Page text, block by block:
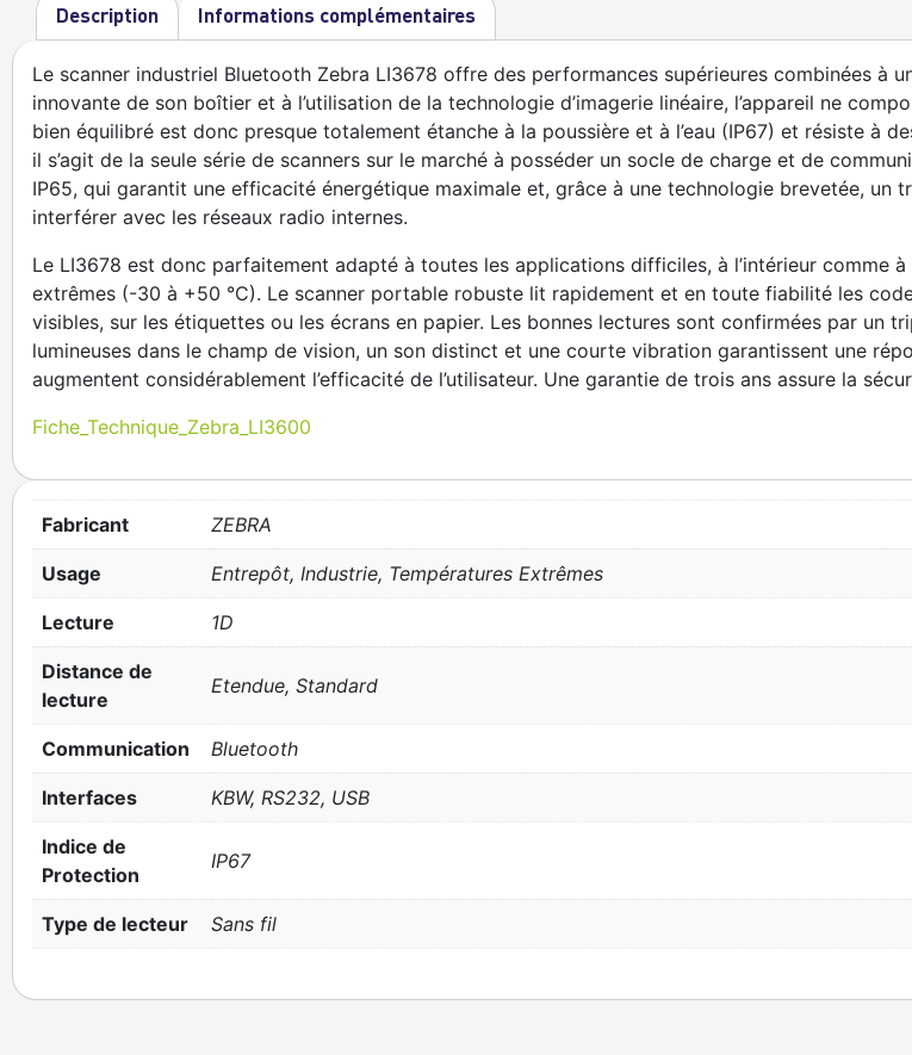
Description Informations complémentaires
Le scanner industriel Bluetooth Zebra LI3678 offre des performances supérieures combinées à
innovante de son boîtier et à l’utilisation de la technologie d’imagerie linéaire, l’appareil ne
bien équilibré est donc presque totalement étanche à la poussière et à l’eau (IP67) et résiste à
il s’agit de la seule série de scanners sur le marché à posséder un socle de charge et de
IP65, qui garantit une efficacité énergétique maximale et, grâce à une technologie brevetée, un
interférer avec les réseaux radio internes.
Le LI3678 est donc parfaitement adapté à toutes les applications difficiles, à l’intérieur comme à
extrêmes (-30 à +50 °C). Le scanner portable robuste lit rapidement et en toute fiabilité les
visibles, sur les étiquettes ou les écrans en papier. Les bonnes lectures sont confirmées par un
lumineuses dans le champ de vision, un son distinct et une courte vibration garantissent une
augmentent considérablement l’efficacité de l’utilisateur. Une garantie de trois ans assure la
Fiche_Technique_Zebra_LI3600
Fabricant ZEBRA
Usage Entrepôt, Industrie, Températures Extrêmes
Lecture 1D
Distance de
lecture
Etendue, Standard
Communication Bluetooth
Interfaces KBW, RS232, USB
Indice de
Protection
IP67
Type de lecteur Sans fil